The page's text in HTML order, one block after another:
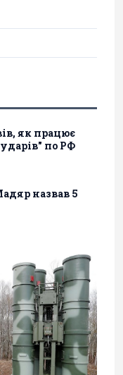
як працює
по РФ
назвав 5